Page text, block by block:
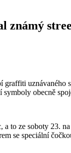
známý
obecně
to ze soboty 23.
se speciální